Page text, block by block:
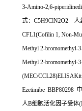
3-Amino-2,6-
式： C5H9ClN2O2 人
CFL1(Cofilin 1,
Methyl 2-bromomethyl-
Methyl 2-bromomethyl-
(MEC/CCL28)ELISAKit
Ezetimibe BBP80298
人B细胞活化因子受体